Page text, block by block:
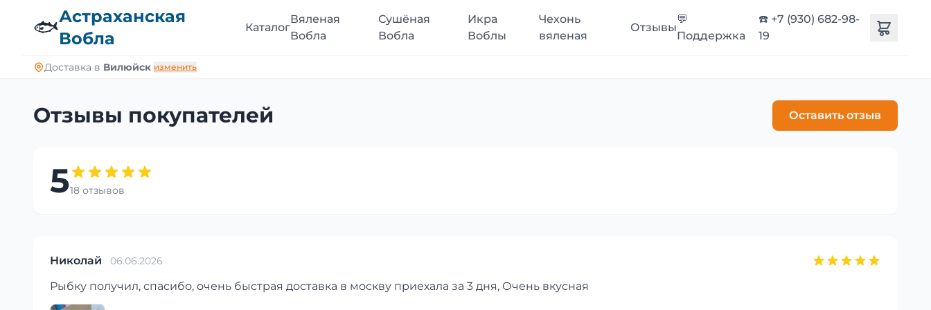
🐟Астраханская
Вобла
Каталог
Вяленая
Вобла
Сушёная
Вобла
Икра
Воблы
Чехонь
вяленая
Отзывы
💬
Поддержка
☎️ +7 (930) 682-98-
19
Доставка в Вилюйск изменить
Отзывы покупателей Оставить отзыв
518 отзывов
Николай 06.06.2026
Рыбку получил, спасибо, очень быстрая доставка в москву приехала за 3 дня, Очень вкусная